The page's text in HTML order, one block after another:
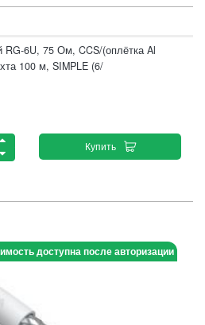
6U, 75 Ом, CCS/(оплётка Al
100 м, SIMPLE (6/
Купить
доступна после авторизации